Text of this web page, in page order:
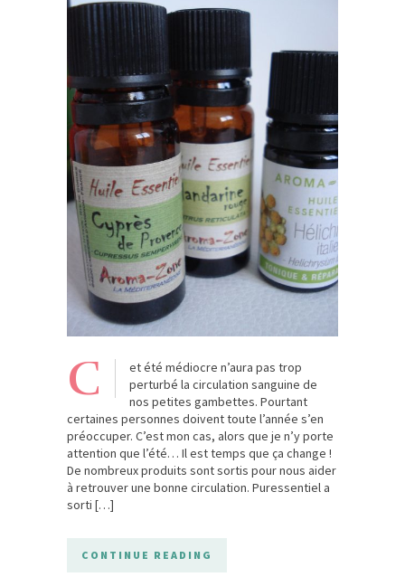
C
et été médiocre n’aura pas trop
perturbé la circulation sanguine de
nos petites gambettes. Pourtant
certaines personnes doivent toute l’année s’en
préoccuper. C’est mon cas, alors que je n’y porte
attention que l’été… Il est temps que ça change !
De nombreux produits sont sortis pour nous aider
à retrouver une bonne circulation. Puressentiel a
sorti […]
CONTINUE READING